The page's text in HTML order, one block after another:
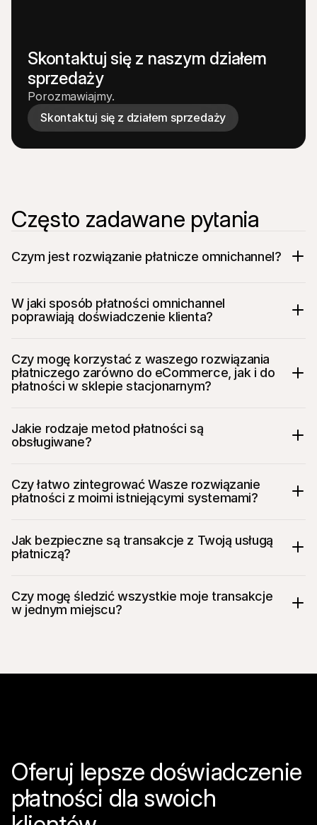
Skontaktuj się z naszym działem
sprzedaży
Porozmawiajmy.
Skontaktuj się z działem sprzedaży
Często zadawane pytania
Czym jest rozwiązanie płatnicze omnichannel?
W jaki sposób płatności omnichannel
poprawiają doświadczenie klienta?
Czy mogę korzystać z waszego rozwiązania
płatniczego zarówno do eCommerce, jak i do
płatności w sklepie stacjonarnym?
Jakie rodzaje metod płatności są
obsługiwane?
Czy łatwo zintegrować Wasze rozwiązanie
płatności z moimi istniejącymi systemami?
Jak bezpieczne są transakcje z Twoją usługą
płatniczą?
Czy mogę śledzić wszystkie moje transakcje
w jednym miejscu?
Oferuj lepsze doświadczenie
płatności dla swoich